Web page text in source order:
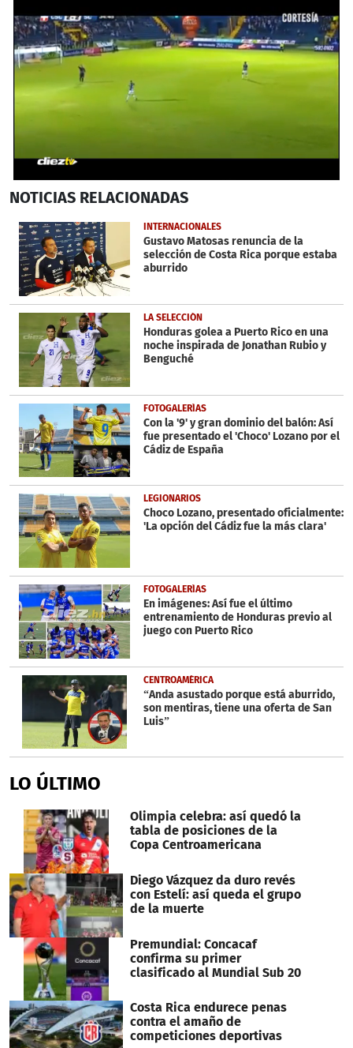
seconds
56
seconds
NOTICIAS RELACIONADAS
INTERNACIONALES
Gustavo Matosas renuncia de la
selección de Costa Rica porque estaba
aburrido
LA SELECCIÓN
Honduras golea a Puerto Rico en una
noche inspirada de Jonathan Rubio y
Benguché
FOTOGALERÍAS
Con la '9' y gran dominio del balón: Así
fue presentado el 'Choco' Lozano por el
Cádiz de España
LEGIONARIOS
Choco Lozano, presentado oficialmente:
'La opción del Cádiz fue la más clara'
FOTOGALERÍAS
En imágenes: Así fue el último
entrenamiento de Honduras previo al
juego con Puerto Rico
CENTROAMÉRICA
“Anda asustado porque está aburrido,
son mentiras, tiene una oferta de San
Luis”
LO ÚLTIMO
Olimpia celebra: así quedó la
tabla de posiciones de la
Copa Centroamericana
Diego Vázquez da duro revés
con Estelí: así queda el grupo
de la muerte
Premundial: Concacaf
confirma su primer
clasificado al Mundial Sub 20
Costa Rica endurece penas
contra el amaño de
competiciones deportivas